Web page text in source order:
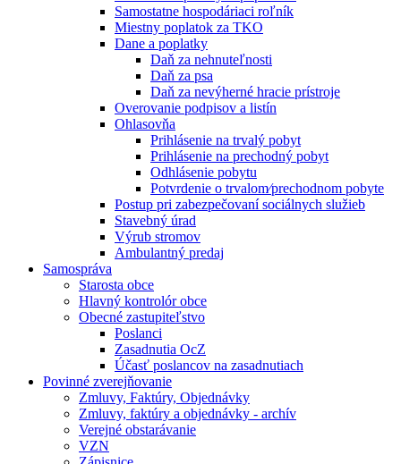
Samostatne hospodáriaci roľník
Miestny poplatok za TKO
Dane a poplatky
Daň za nehnuteľnosti
Daň za psa
Daň za nevýherné hracie prístroje
Overovanie podpisov a listín
Ohlasovňa
Prihlásenie na trvalý pobyt
Prihlásenie na prechodný pobyt
Odhlásenie pobytu
Potvrdenie o trvalom⁄prechodnom pobyte
Postup pri zabezpečovaní sociálnych služieb
Stavebný úrad
Výrub stromov
Ambulantný predaj
Samospráva
Starosta obce
Hlavný kontrolór obce
Obecné zastupiteľstvo
Poslanci
Zasadnutia OcZ
Účasť poslancov na zasadnutiach
Povinné zverejňovanie
Zmluvy, Faktúry, Objednávky
Zmluvy, faktúry a objednávky - archív
Verejné obstarávanie
VZN